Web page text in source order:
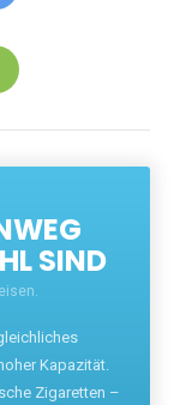
SIND
Kapazität.
Zigaretten –